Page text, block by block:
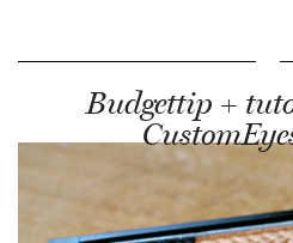
Budgettip +